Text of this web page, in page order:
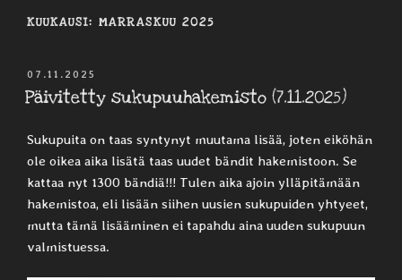
KUUKAUSI: MARRASKUU 2025
JULKAISTU
07.11.2025
Päivitetty sukupuuhakemisto (7.11.2025)
Sukupuita on taas syntynyt muutama lisää, joten eiköhän
ole oikea aika lisätä taas uudet bändit hakemistoon. Se
kattaa nyt 1300 bändiä!!! Tulen aika ajoin ylläpitämään
hakemistoa, eli lisään siihen uusien sukupuiden yhtyeet,
mutta tämä lisääminen ei tapahdu aina uuden sukupuun
valmistuessa.